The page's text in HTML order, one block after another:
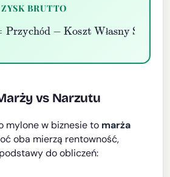
ZYSK BRUTTO
ó ł
= Przychód
Koszt Własny Sprzedaży
vs Narzutu
mylone w biznesie to marża
oba mierzą rentowność,
do obliczeń: